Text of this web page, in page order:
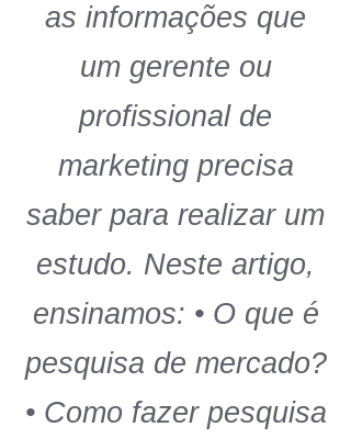
as informações que
um gerente ou
profissional de
marketing precisa
saber para realizar um
estudo. Neste artigo,
ensinamos: • O que é
pesquisa de mercado?
• Como fazer pesquisa